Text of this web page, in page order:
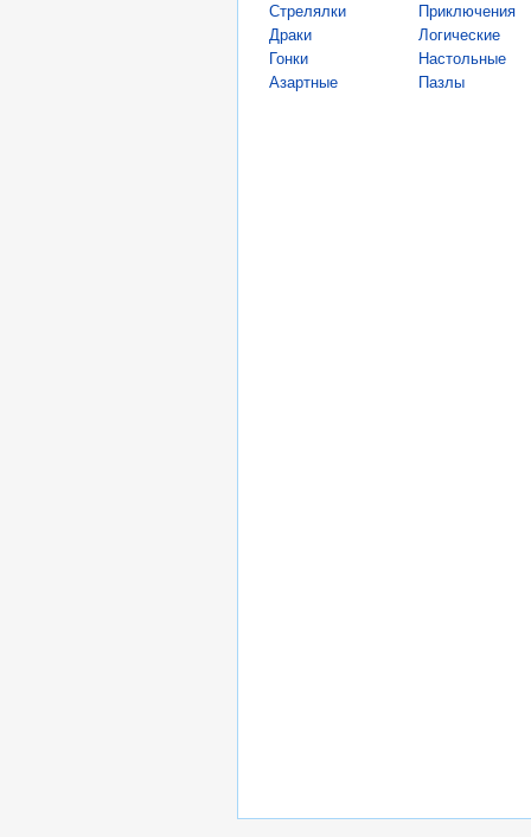
Стрелялки
Драки
Гонки
Азартные
Приключения
Логические
Настольные
Пазлы